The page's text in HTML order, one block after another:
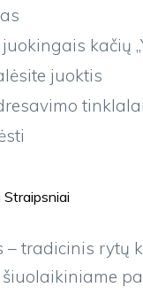
kačių
juoktis
Straipsniai
– tradicinis rytų